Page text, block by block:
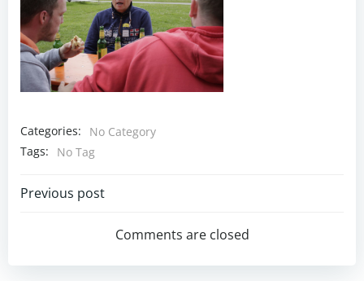
Categories:
No Category
Tags:
No Tag
Post
navigation
Previous post
Comments are closed